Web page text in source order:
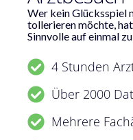
Wer kein Glücksspiel
tollerieren möchte,
Sinnvolle auf einmal
4 Stunden
Über 2000
Mehrere